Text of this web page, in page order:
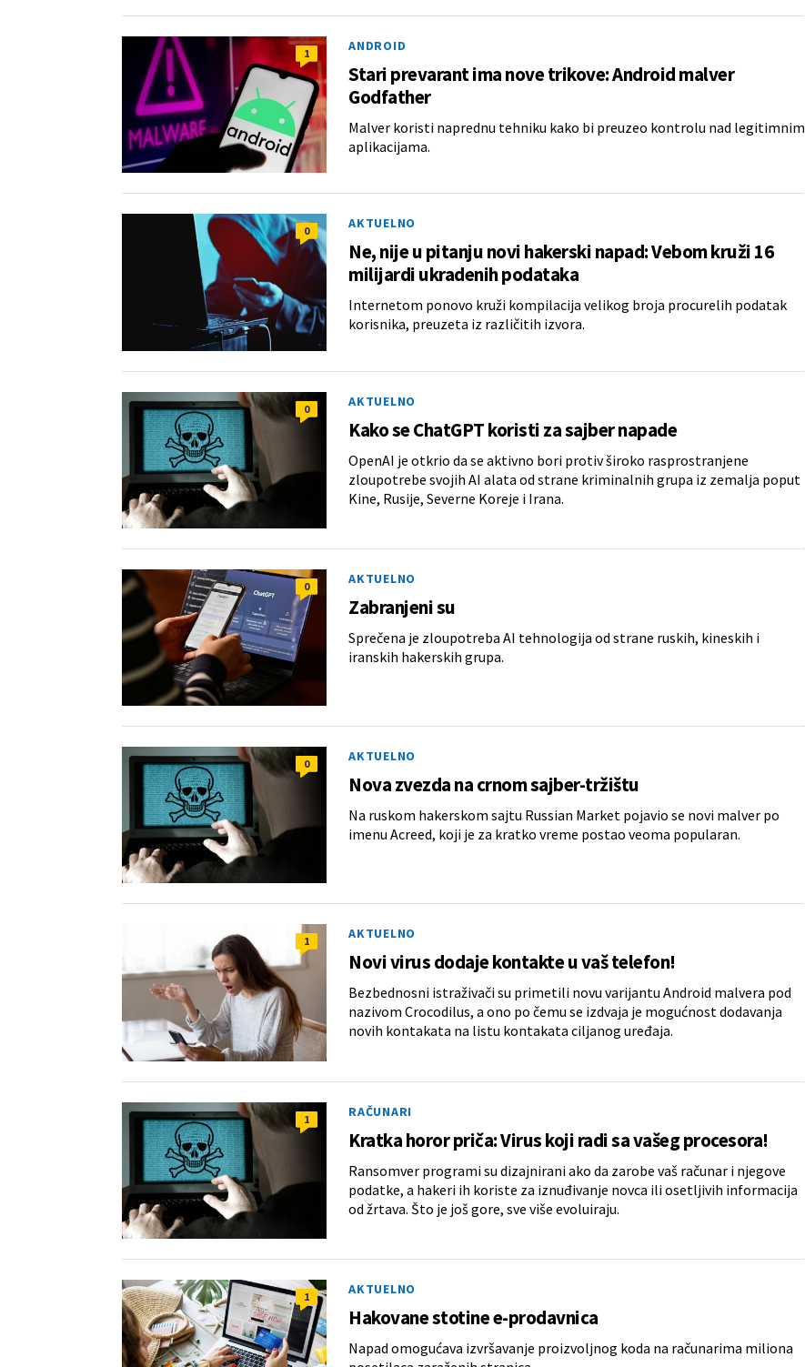
1 ANDROID
Stari prevarant ima nove trikove: Android malver
Godfather
Malver koristi naprednu tehniku kako bi preuzeo kontrolu nad legitimnim
aplikacijama.
0 AKTUELNO
Ne, nije u pitanju novi hakerski napad: Vebom kruži 16
milijardi ukradenih podataka
Internetom ponovo kruži kompilacija velikog broja procurelih podatak
korisnika, preuzeta iz različitih izvora.
0 AKTUELNO
Kako se ChatGPT koristi za sajber napade
OpenAI je otkrio da se aktivno bori protiv široko rasprostranjene
zloupotrebe svojih AI alata od strane kriminalnih grupa iz zemalja poput
Kine, Rusije, Severne Koreje i Irana.
0 AKTUELNO
Zabranjeni su
Sprečena je zloupotreba AI tehnologija od strane ruskih, kineskih i
iranskih hakerskih grupa.
0 AKTUELNO
Nova zvezda na crnom sajber-tržištu
Na ruskom hakerskom sajtu Russian Market pojavio se novi malver po
imenu Acreed, koji je za kratko vreme postao veoma popularan.
1 AKTUELNO
Novi virus dodaje kontakte u vaš telefon!
Bezbednosni istraživači su primetili novu varijantu Android malvera pod
nazivom Crocodilus, a ono po čemu se izdvaja je mogućnost dodavanja
novih kontakata na listu kontakata ciljanog uređaja.
1 RAČUNARI
Kratka horor priča: Virus koji radi sa vašeg procesora!
Ransomver programi su dizajnirani ako da zarobe vaš računar i njegove
podatke, a hakeri ih koriste za iznuđivanje novca ili osetljivih informacija
od žrtava. Što je još gore, sve više evoluiraju.
1 AKTUELNO
Hakovane stotine e-prodavnica
Napad omogućava izvršavanje proizvoljnog koda na računarima miliona